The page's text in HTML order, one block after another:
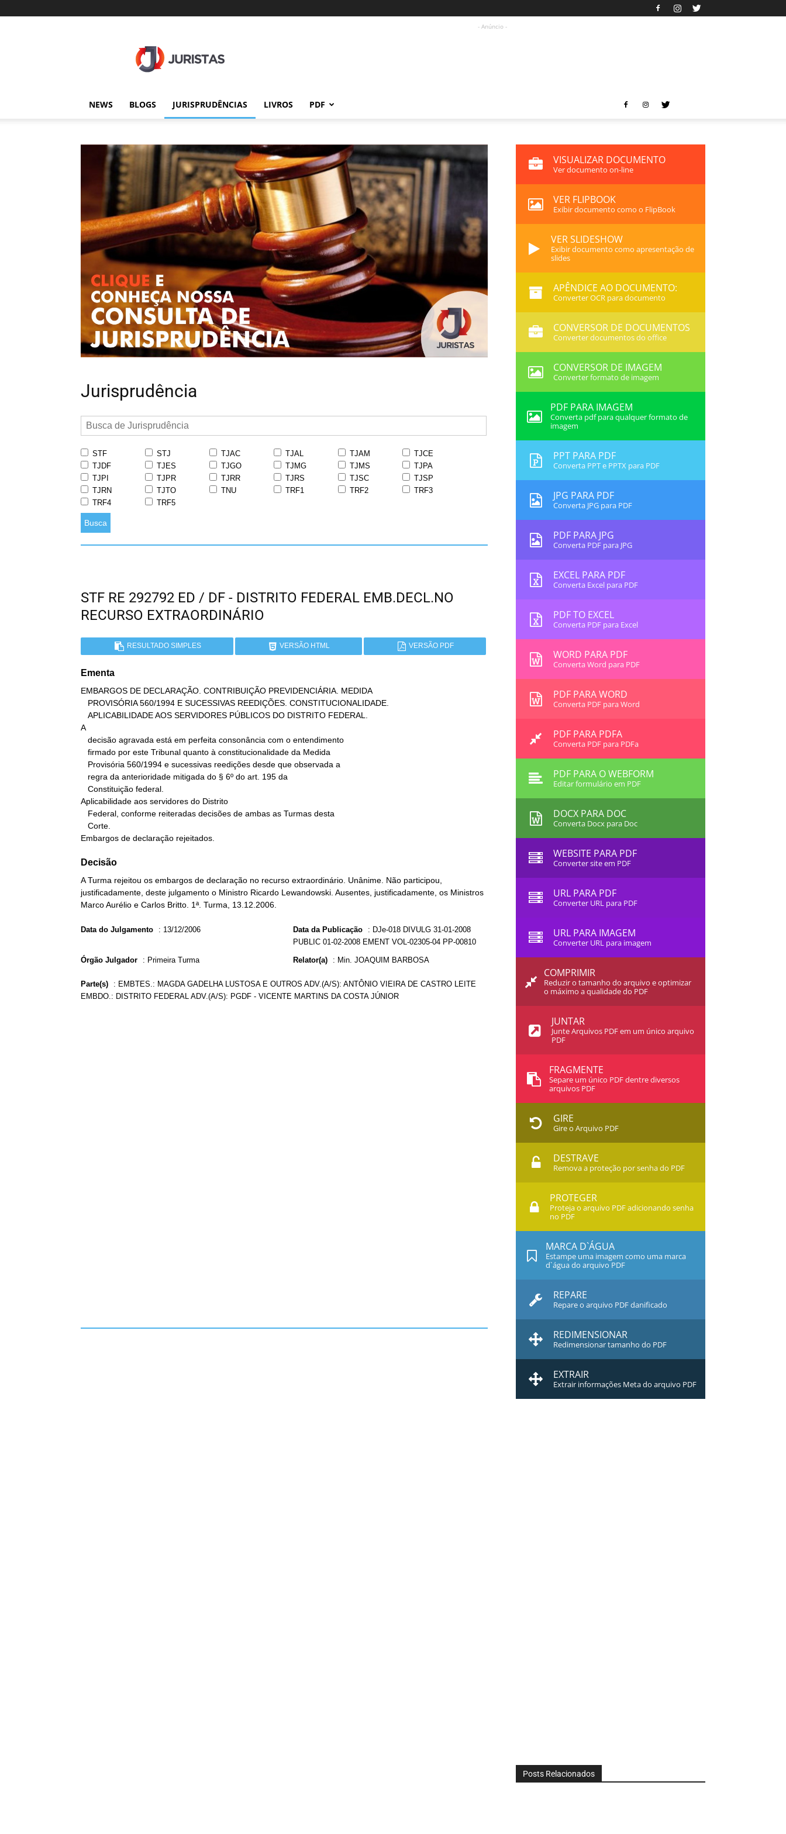
- Anúncio -
NEWS BLOGS JURISPRUDÊNCIAS LIVROS PDF
Jurisprudência
STF STJ TJAC TJAL TJAM
TJCE
TJDF
TJES TJGO TJMG TJMS
TJPA
TJPI
TJPR TJRR TJRS TJSC
TJSP
TJRN
TJTO TNU TRF1 TRF2
TRF3
TRF4
TRF5
Busca
STF RE 292792 ED / DF - DISTRITO FEDERAL EMB.DECL.NO
RECURSO EXTRAORDINÁRIO
RESULTADO SIMPLES VERSÃO HTML VERSÃO PDF
Ementa
EMBARGOS DE DECLARAÇÃO. CONTRIBUIÇÃO PREVIDENCIÁRIA. MEDIDA
A
Aplicabilidade aos servidores do Distrito
Embargos de declaração rejeitados.
Decisão
A Turma rejeitou os embargos de declaração no recurso extraordinário. Unânime. Não participou,
justificadamente, deste julgamento o Ministro Ricardo Lewandowski. Ausentes, justificadamente, os Ministros
Marco Aurélio e Carlos Britto. 1ª. Turma, 13.12.2006.
Data do Julgamento : 13/12/2006 Data da Publicação : DJe-018 DIVULG 31-01-2008
PUBLIC 01-02-2008 EMENT VOL-02305-04 PP-00810
Órgão Julgador : Primeira Turma Relator(a) : Min. JOAQUIM BARBOSA
Parte(s) : EMBTES.: MAGDA GADELHA LUSTOSA E OUTROS ADV.(A/S): ANTÔNIO VIEIRA DE CASTRO LEITE
EMBDO.: DISTRITO FEDERAL ADV.(A/S): PGDF - VICENTE MARTINS DA COSTA JÚNIOR
VISUALIZAR DOCUMENTO
Ver documento on-line
VER FLIPBOOK
Exibir documento como o FlipBook
VER SLIDESHOW
Exibir documento como apresentação de
slides
APÊNDICE AO DOCUMENTO:
Converter OCR para documento
CONVERSOR DE DOCUMENTOS
Converter documentos do office
CONVERSOR DE IMAGEM
Converter formato de imagem
PDF PARA IMAGEM
Converta pdf para qualquer formato de
imagem
PPT PARA PDF
Converta PPT e PPTX para PDF
JPG PARA PDF
Converta JPG para PDF
PDF PARA JPG
Converta PDF para JPG
EXCEL PARA PDF
Converta Excel para PDF
PDF TO EXCEL
Converta PDF para Excel
WORD PARA PDF
Converta Word para PDF
PDF PARA WORD
Converta PDF para Word
PDF PARA PDFA
Converta PDF para PDFa
PDF PARA O WEBFORM
Editar formulário em PDF
DOCX PARA DOC
Converta Docx para Doc
WEBSITE PARA PDF
Converter site em PDF
URL PARA PDF
Converter URL para PDF
URL PARA IMAGEM
Converter URL para imagem
COMPRIMIR
Reduzir o tamanho do arquivo e optimizar
o máximo a qualidade do PDF
JUNTAR
Junte Arquivos PDF em um único arquivo
PDF
FRAGMENTE
Separe um único PDF dentre diversos
arquivos PDF
GIRE
Gire o Arquivo PDF
DESTRAVE
Remova a proteção por senha do PDF
PROTEGER
Proteja o arquivo PDF adicionando senha
no PDF
MARCA D`ÁGUA
Estampe uma imagem como uma marca
d`água do arquivo PDF
REPARE
Repare o arquivo PDF danificado
REDIMENSIONAR
Redimensionar tamanho do PDF
EXTRAIR
Extrair informações Meta do arquivo PDF
Posts Relacionados